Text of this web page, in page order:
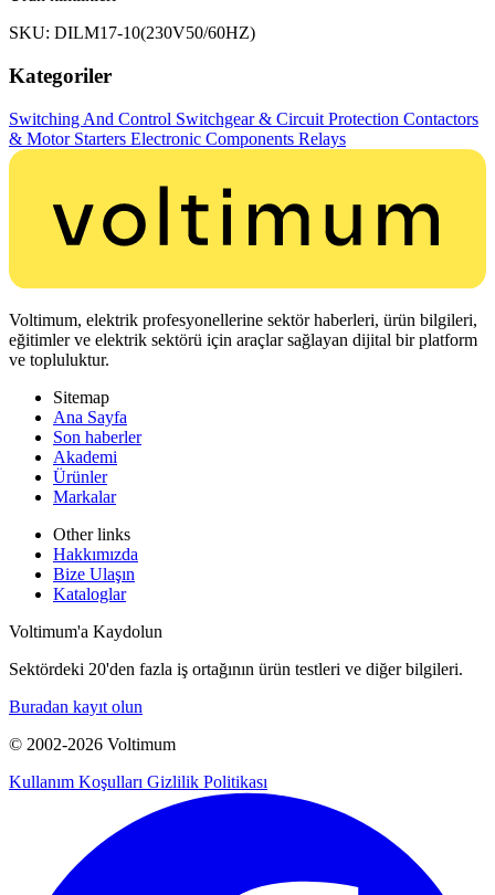
SKU: DILM17-10(230V50/60HZ)
Kategoriler
Switching And Control Switchgear & Circuit Protection Contactors
& Motor Starters Electronic Components Relays
Voltimum, elektrik profesyonellerine sektör haberleri, ürün bilgileri,
eğitimler ve elektrik sektörü için araçlar sağlayan dijital bir platform
ve topluluktur.
Sitemap
Ana Sayfa
Son haberler
Akademi
Ürünler
Markalar
Other links
Hakkımızda
Bize Ulaşın
Kataloglar
Voltimum'a Kaydolun
Sektördeki 20'den fazla iş ortağının ürün testleri ve diğer bilgileri.
Buradan kayıt olun
© 2002-2026 Voltimum
Kullanım Koşulları Gizlilik Politikası